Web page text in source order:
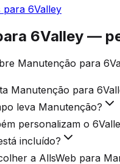
para 6Valley
6Valley —
Manutenção para
Manutenção para
leva Manutenção?
personalizam o
incluído?
a AllsWeb para